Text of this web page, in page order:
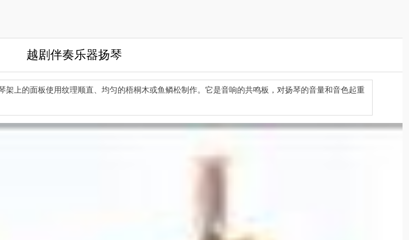
越剧伴奏乐器扬琴
上的面板使用纹理顺直、均匀的梧桐木或鱼鳞松制作。它是音响的共鸣板，对扬琴的音量和音色起重